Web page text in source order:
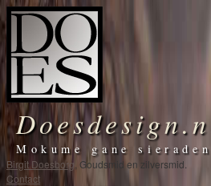
Mokume gane sieraden
Birgit Doesborg , Goudsmid en zilversmid.
Contact